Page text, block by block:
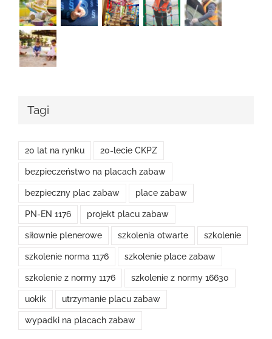
Tagi
20 lat na rynku 20-lecie CKPZ
bezpieczeństwo na placach zabaw
bezpieczny plac zabaw place zabaw
PN-EN 1176 projekt placu zabaw
siłownie plenerowe szkolenia otwarte szkolenie
szkolenie norma 1176 szkolenie place zabaw
szkolenie z normy 1176 szkolenie z normy 16630
uokik utrzymanie placu zabaw
wypadki na placach zabaw